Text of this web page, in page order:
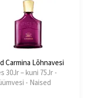
Carmina Lõhnavesi
30Jr – kuni 75Jr -
- Naised